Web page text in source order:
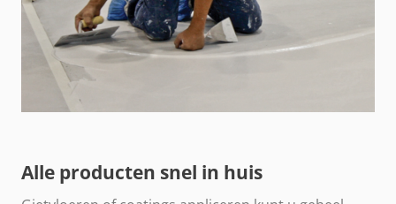
Alle producten snel in huis